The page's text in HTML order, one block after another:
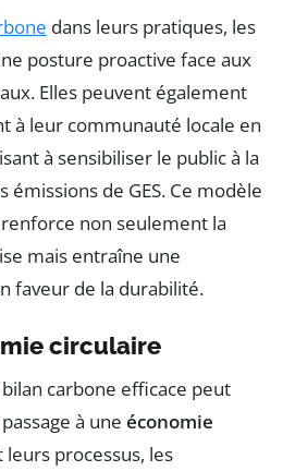
dans leurs pratiques, les
posture proactive face aux
Elles peuvent également
à leur communauté locale en
à sensibiliser le public à la
de GES. Ce modèle
non seulement la
mais entraîne une
faveur de la durabilité.
circulaire
carbone efficace peut
à une économie
leurs processus, les